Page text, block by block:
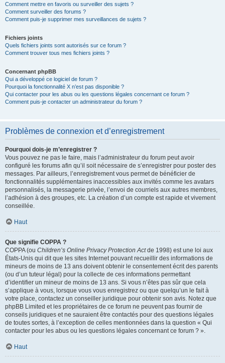
Comment mettre en favoris ou surveiller des sujets ?
Comment surveiller des forums ?
Comment puis-je supprimer mes surveillances de sujets ?
Fichiers joints
Quels fichiers joints sont autorisés sur ce forum ?
Comment trouver tous mes fichiers joints ?
Concernant phpBB
Qui a développé ce logiciel de forum ?
Pourquoi la fonctionnalité X n’est pas disponible ?
Qui contacter pour les abus ou les questions légales concernant ce forum ?
Comment puis-je contacter un administrateur du forum ?
Problèmes de connexion et d’enregistrement
Pourquoi dois-je m’enregistrer ?
Vous pouvez ne pas le faire, mais l’administrateur du forum peut avoir
configuré les forums afin qu’il soit nécessaire de s’enregistrer pour poster des
messages. Par ailleurs, l’enregistrement vous permet de bénéficier de
fonctionnalités supplémentaires inaccessibles aux invités comme les avatars
personnalisés, la messagerie privée, l’envoi de courriels aux autres membres,
l’adhésion à des groupes, etc. La création d’un compte est rapide et vivement
conseillée.
Haut
Que signifie COPPA ?
COPPA (ou Children’s Online Privacy Protection Actde 1998) est une loi aux
États-Unis qui dit que les sites Internet pouvant recueillir des informations de
mineurs de moins de 13 ans doivent obtenir le consentement écrit des parents
(ou d’un tuteur légal) pour la collecte de ces informations permettant
d’identifier un mineur de moins de 13 ans. Si vous n’êtes pas sûr que cela
s’applique à vous, lorsque vous vous enregistrez ou que quelqu’un le fait à
votre place, contactez un conseiller juridique pour obtenir son avis. Notez que
phpBB Limited et les propriétaires de ce forum ne peuvent pas fournir de
conseils juridiques et ne sauraient être contactés pour des questions légales
de toutes sortes, à l’exception de celles mentionnées dans la question « Qui
contacter pour les abus ou les questions légales concernant ce forum ? ».
Haut